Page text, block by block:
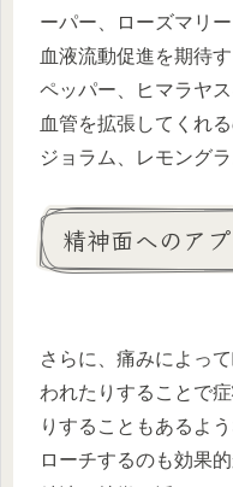
ーパー、ローズマリー
血液流動促進を期待
ペッパー、ヒマラヤス
血管を拡張してくれ
ジョラム、レモングラ
精神面へのア
さらに、痛みによっ
われたりすることで
りすることもあるよ
ローチするのも効果